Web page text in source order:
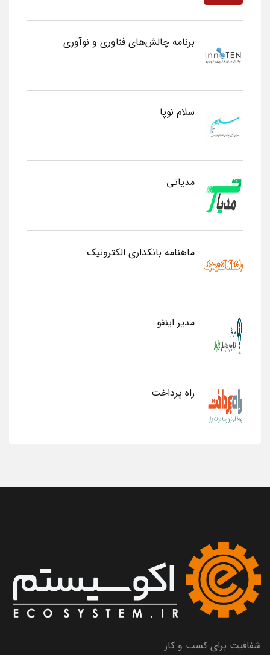
برنامه چالش‌های فناوری و نوآوری
سلام نوپا
مدیاتی
ماهنامه بانکداری الکترونیک
مدیر اینفو
راه پرداخت
شفافیت برای کسب و کار